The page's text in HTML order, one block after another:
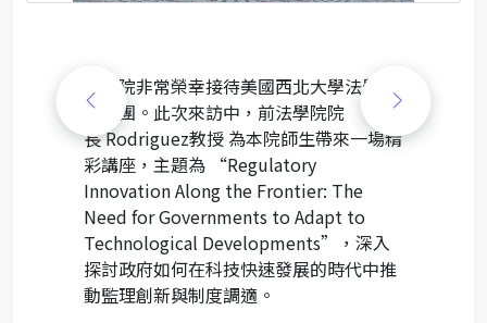
科管院非常榮幸接待美國西北大學法學院
參訪團。此次來訪中，前法學院院
長Rodriguez教授 為本院師生帶來一場精
彩講座，主題為 “Regulatory
Innovation Along the Frontier: The
Need for Governments to Adapt to
Technological Developments”
，深入
探討政府如何在科技快速發展的時代中推
動監理創新與制度調適。